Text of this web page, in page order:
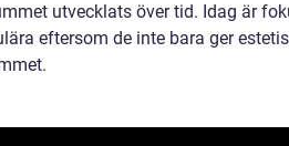
utvecklats över tid. Idag är
eftersom de inte bara ger